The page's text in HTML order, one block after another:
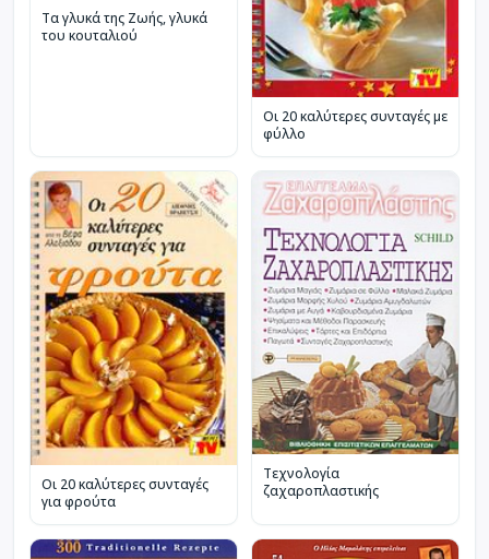
Τα γλυκά της Ζωής, γλυκά
του κουταλιού
Οι 20 καλύτερες συνταγές με
φύλλο
Οι 20 καλύτερες συνταγές
για φρούτα
Τεχνολογία
ζαχαροπλαστικής